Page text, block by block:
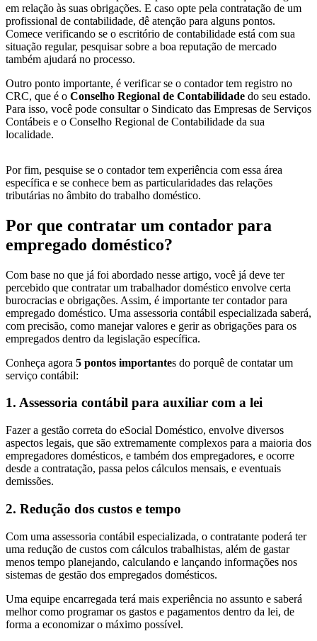
em relação às suas obrigações. E caso opte pela contratação de um
profissional de contabilidade, dê atenção para alguns pontos.
Comece verificando se o escritório de contabilidade está com sua
situação regular, pesquisar sobre a boa reputação de mercado
também ajudará no processo.
Outro ponto importante, é verificar se o contador tem registro no
CRC, que é o Conselho Regional de Contabilidade do seu estado.
Para isso, você pode consultar o Sindicato das Empresas de Serviços
Contábeis e o Conselho Regional de Contabilidade da sua
localidade.
Por fim, pesquise se o contador tem experiência com essa área
específica e se conhece bem as particularidades das relações
tributárias no âmbito do trabalho doméstico.
Por que contratar um contador para
empregado doméstico?
Com base no que já foi abordado nesse artigo, você já deve ter
percebido que contratar um trabalhador doméstico envolve certa
burocracias e obrigações. Assim, é importante ter contador para
empregado doméstico. Uma assessoria contábil especializada saberá,
com precisão, como manejar valores e gerir as obrigações para os
empregados dentro da legislação específica.
Conheça agora 5 pontos importantes do porquê de contatar um
serviço contábil:
1. Assessoria contábil para auxiliar com a lei
Fazer a gestão correta do eSocial Doméstico, envolve diversos
aspectos legais, que são extremamente complexos para a maioria dos
empregadores domésticos, e também dos empregadores, e ocorre
desde a contratação, passa pelos cálculos mensais, e eventuais
demissões.
2. Redução dos custos e tempo
Com uma assessoria contábil especializada, o contratante poderá ter
uma redução de custos com cálculos trabalhistas, além de gastar
menos tempo planejando, calculando e lançando informações nos
sistemas de gestão dos empregados domésticos.
Uma equipe encarregada terá mais experiência no assunto e saberá
melhor como programar os gastos e pagamentos dentro da lei, de
forma a economizar o máximo possível.